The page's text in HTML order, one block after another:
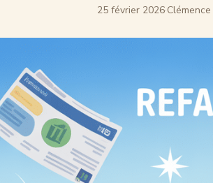
25 février 2026·